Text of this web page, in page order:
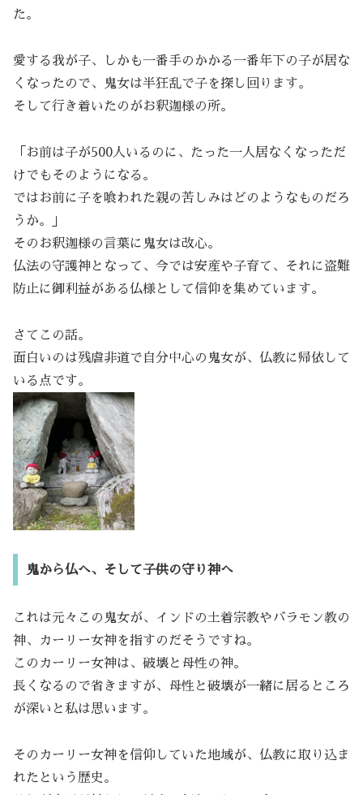
た。
愛する我が子、しかも一番手のかかる一番年下の子が居な
くなったので、鬼女は半狂乱で子を探し回ります。
そして行き着いたのがお釈迦様の所。
「お前は子が500人いるのに、たった一人居なくなっただ
けでもそのようになる。
ではお前に子を喰われた親の苦しみはどのようなものだろ
うか。」
そのお釈迦様の言葉に鬼女は改心。
仏法の守護神となって、今では安産や子育て、それに盗難
防止に御利益がある仏様として信仰を集めています。
さてこの話。
面白いのは残虐非道で自分中心の鬼女が、仏教に帰依して
いる点です。
鬼から仏へ、そして子供の守り神へ
これは元々この鬼女が、インドの土着宗教やバラモン教の
神、カーリー女神を指すのだそうですね。
このカーリー女神は、破壊と母性の神。
長くなるので省きますが、母性と破壊が一緒に居るところ
が深いと私は思います。
そのカーリー女神を信仰していた地域が、仏教に取り込ま
れたという歴史。